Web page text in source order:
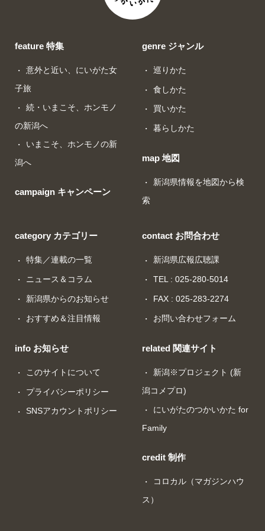
feature 特集
意外と近い、にいがた女
子旅
続・いまこそ、ホンモノ
の新潟へ
いまこそ、ホンモノの新
潟へ
campaign キャンペーン
genre ジャンル
巡りかた
食しかた
買いかた
暮らしかた
map 地図
新潟県情報を地図から検
索
category カテゴリー
特集／連載の一覧
ニュース＆コラム
新潟県からのお知らせ
おすすめ＆注目情報
info お知らせ
このサイトについて
プライバシーポリシー
SNSアカウントポリシー
contact お問合わせ
新潟県広報広聴課
TEL : 025-280-5014
FAX : 025-283-2274
お問い合わせフォーム
related 関連サイト
新潟※プロジェクト (新
潟コメプロ)
にいがたのつかいかた for
Family
credit 制作
コロカル（マガジンハウ
ス）